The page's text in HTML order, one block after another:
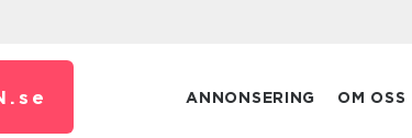
se ANNONSERING OM OSS